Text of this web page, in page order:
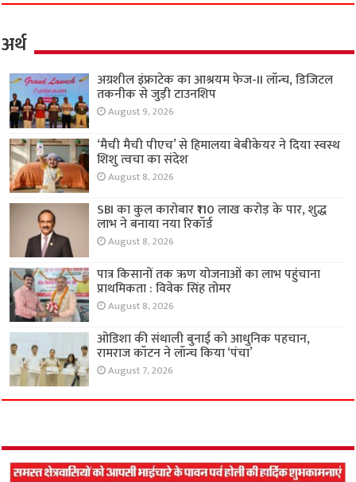
अर्थ
अग्रशील इंफ्राटेक का आश्रयम फेज-II लॉन्च, डिजिटल
तकनीक से जुड़ी टाउनशिप
August 9, 2026
‘मैची मैची पीएच’ से हिमालया बेबीकेयर ने दिया स्वस्थ
शिशु त्वचा का संदेश
August 8, 2026
SBI का कुल कारोबार ₹110 लाख करोड़ के पार, शुद्ध
लाभ ने बनाया नया रिकॉर्ड
August 8, 2026
पात्र किसानों तक ऋण योजनाओं का लाभ पहुंचाना
प्राथमिकता : विवेक सिंह तोमर
August 8, 2026
ओडिशा की संथाली बुनाई को आधुनिक पहचान,
रामराज कॉटन ने लॉन्च किया ‘पंचा’
August 7, 2026